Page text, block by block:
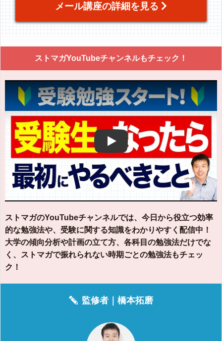
メール講座の詳細を見る
ストマガYouTubeチャンネルもチェック！
Play
ストマガのYouTubeチャンネルでは、今日から役立つ効率
的な勉強法や、受験に関する知識をわかりやすく配信中！
大学の傾向分析や計画の立て方、各科目の勉強法だけでな
く、ストマガで振れられない時期ごとの勉強法もチェッ
ク！
監修者｜橋本拓磨